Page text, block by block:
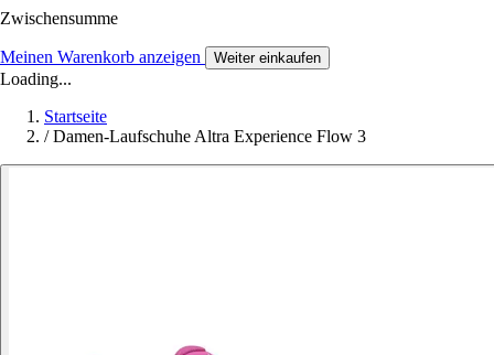
Zwischensumme
Meinen Warenkorb anzeigen Weiter einkaufen
Loading...
Startseite
/ Damen-Laufschuhe Altra Experience Flow 3